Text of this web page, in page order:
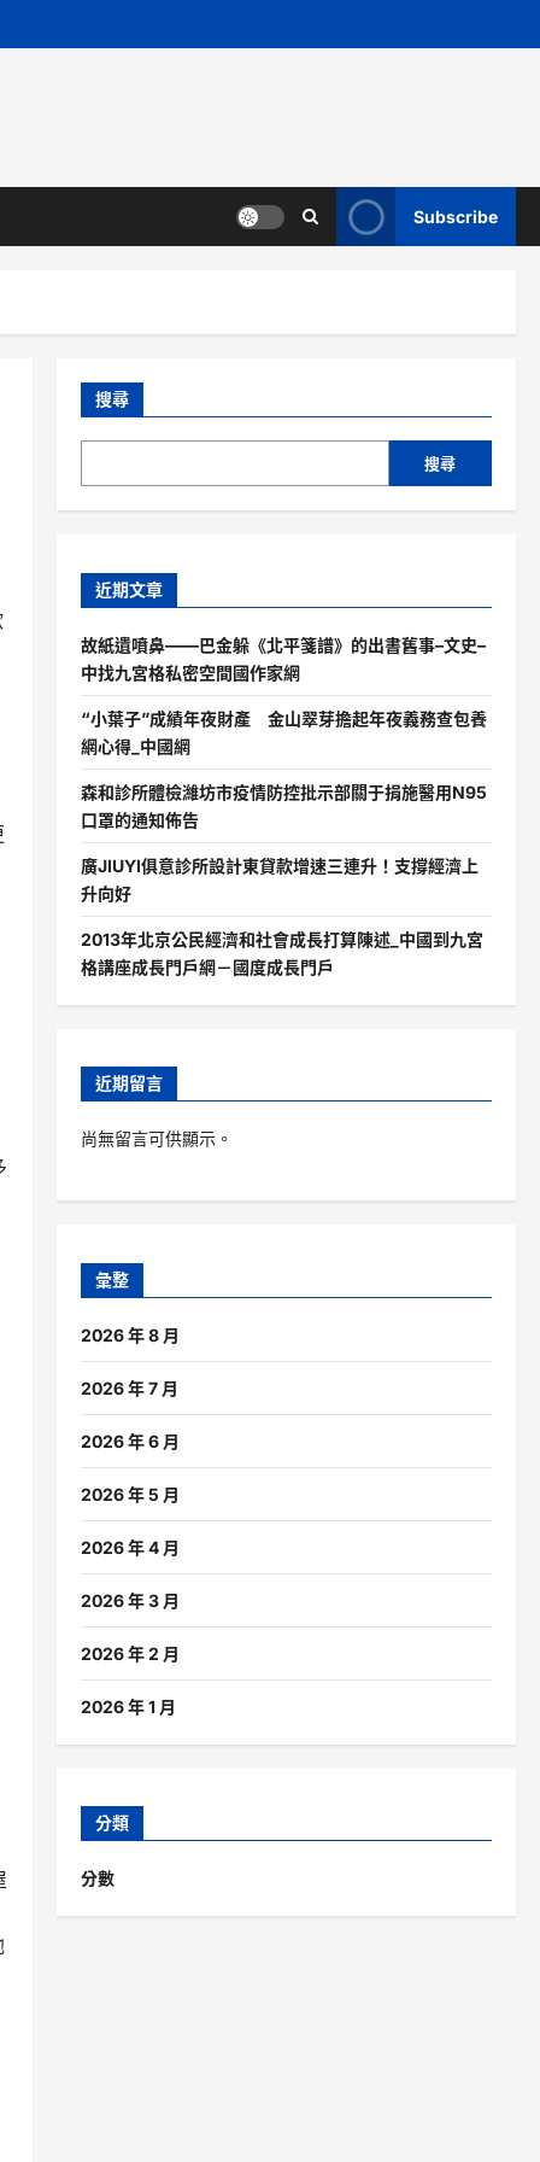
Subscribe
搜尋
搜尋
近期文章
故紙遺噴鼻——巴金躲《北平箋譜》的出書舊事–文史–
中找九宮格私密空間國作家網
“小葉子”成績年夜財產 金山翠芽擔起年夜義務查包養
網心得_中國網
森和診所體檢濰坊市疫情防控批示部關于捐施醫用N95
口罩的通知佈告
廣JIUYI俱意診所設計東貸款增速三連升！支撐經濟上
升向好
2013年北京公民經濟和社會成長打算陳述_中國到九宮
格講座成長門戶網－國度成長門戶
近期留言
尚無留言可供顯示。
彙整
2026 年 8 月
2026 年 7 月
2026 年 6 月
2026 年 5 月
2026 年 4 月
2026 年 3 月
2026 年 2 月
2026 年 1 月
分類
分數